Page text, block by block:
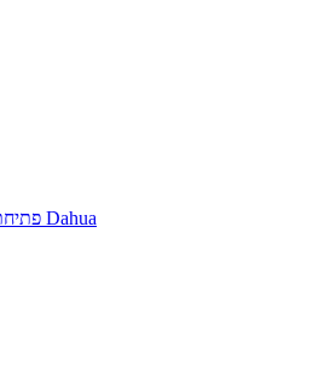
פתיחת קריאת שירות מצלמות Dahua